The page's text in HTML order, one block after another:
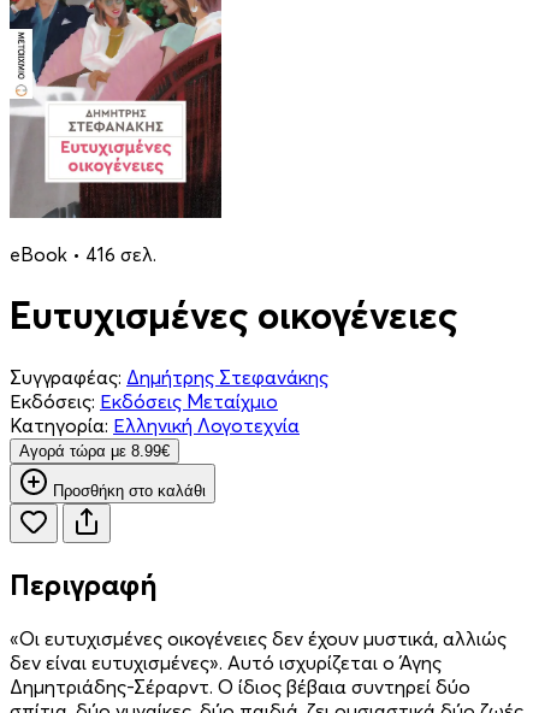
eBook • 416 σελ.
Ευτυχισμένες οικογένειες
Συγγραφέας: Δημήτρης Στεφανάκης
Εκδόσεις: Εκδόσεις Μεταίχμιο
Κατηγορία: Ελληνική Λογοτεχνία
Aγορά τώρα με 8.99€
Προσθήκη στο καλάθι
Περιγραφή
«Οι ευτυχισμένες οικογένειες δεν έχουν μυστικά, αλλιώς
δεν είναι ευτυχισμένες». Αυτό ισχυρίζεται ο Άγης
Δημητριάδης-Σέραρντ. Ο ίδιος βέβαια συντηρεί δύο